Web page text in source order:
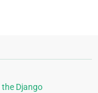
Django